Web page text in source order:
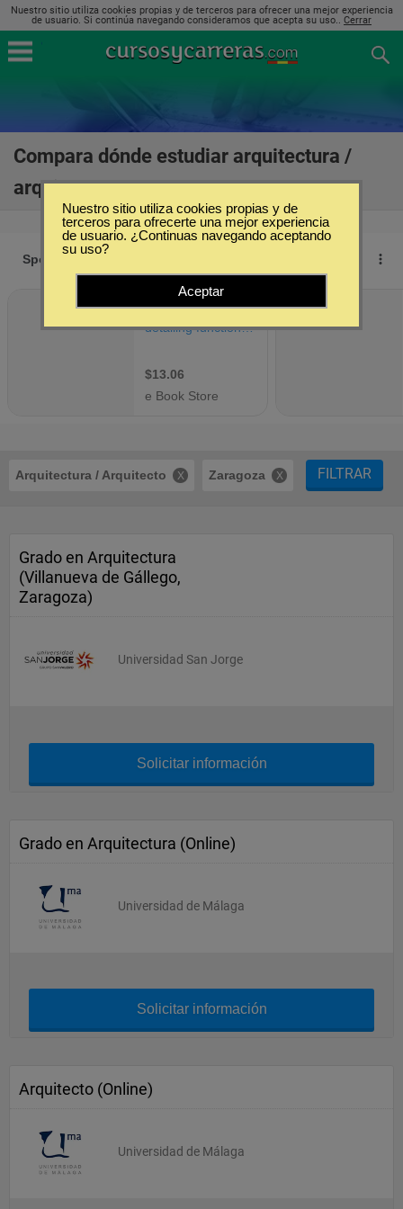
Nuestro sitio utiliza cookies propias y de terceros para ofrecer una mejor experiencia
de usuario. Si continúa navegando consideramos que acepta su uso.. Cerrar
Compara dónde estudiar arquitectura /
arquitecto en Zaragoza
Arquitectura / Arquitecto Zaragoza FILTRAR
Grado en Arquitectura
(Villanueva de Gállego,
Zaragoza)
Universidad San Jorge
Solicitar información
Grado en Arquitectura (Online)
Universidad de Málaga
Solicitar información
Arquitecto (Online)
Universidad de Málaga
Nuestro sitio utiliza cookies propias y de
terceros para ofrecerte una mejor experiencia
de usuario. ¿Continuas navegando aceptando
su uso?
Aceptar